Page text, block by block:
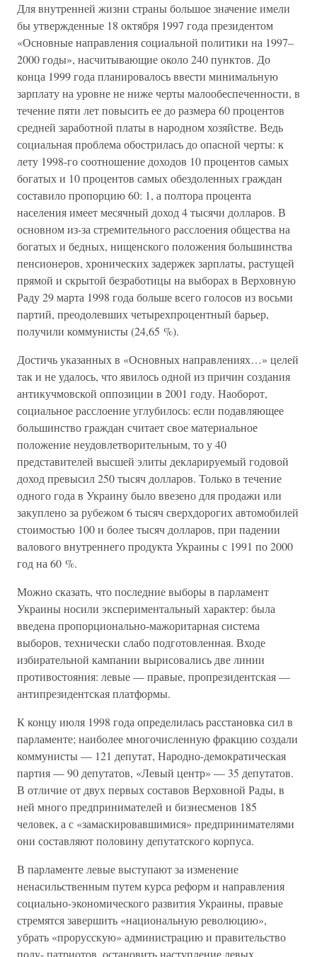
Для внутренней жизни страны большое значение имели
бы утвержденные 18 октября 1997 года президентом
«Основные направления социальной политики на 1997–
2000 годы», насчитывающие около 240 пунктов. До
конца 1999 года планировалось ввести минимальную
зарплату на уровне не ниже черты малообеспеченности, в
течение пяти лет повысить ее до размера 60 процентов
средней заработной платы в народном хозяйстве. Ведь
социальная проблема обострилась до опасной черты: к
лету 1998-го соотношение доходов 10 процентов самых
богатых и 10 процентов самых обездоленных граждан
составило пропорцию 60: 1, а полтора процента
населения имеет месячный доход 4 тысячи долларов. В
основном из-за стремительного расслоения общества на
богатых и бедных, нищенского положения большинства
пенсионеров, хронических задержек зарплаты, растущей
прямой и скрытой безработицы на выборах в Верховную
Раду 29 марта 1998 года больше всего голосов из восьми
партий, преодолевших четырехпроцентный барьер,
получили коммунисты (24,65 %).
Достичь указанных в «Основных направлениях…» целей
так и не удалось, что явилось одной из причин создания
антикучмовской оппозиции в 2001 году. Наоборот,
социальное расслоение углубилось: если подавляющее
большинство граждан считает свое материальное
положение неудовлетворительным, то у 40
представителей высшей элиты декларируемый годовой
доход превысил 250 тысяч долларов. Только в течение
одного года в Украину было ввезено для продажи или
закуплено за рубежом 6 тысяч сверхдорогих автомобилей
стоимостью 100 и более тысяч долларов, при падении
валового внутреннего продукта Украины с 1991 по 2000
год на 60 %.
Можно сказать, что последние выборы в парламент
Украины носили экспериментальный характер: была
введена пропорционально-мажоритарная система
выборов, технически слабо подготовленная. Входе
избирательной кампании вырисовались две линии
противостояния: левые — правые, пропрезидентская —
антипрезидентская платформы.
К концу июля 1998 года определилась расстановка сил в
парламенте; наиболее многочисленную фракцию создали
коммунисты — 121 депутат, Народно-демократическая
партия — 90 депутатов, «Левый центр» — 35 депутатов.
В отличие от двух первых составов Верховной Рады, в
ней много предпринимателей и бизнесменов 185
человек, а с «замаскировавшимися» предпринимателями
они составляют половину депутатского корпуса.
В парламенте левые выступают за изменение
ненасильственным путем курса реформ и направления
социально-экономического развития Украины, правые
стремятся завершить «национальную революцию»,
убрать «прорусскую» администрацию и правительство
полу- патриотов, остановить наступление левых.